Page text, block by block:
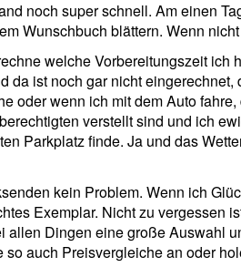
noch super schnell. Am einen
Wunschbuch blättern. Wenn
welche Vorbereitungszeit ich
da ist noch gar nicht
oder wenn ich mit dem Auto
verstellt sind und ich
Parkplatz finde. Ja und das
kein Problem. Wenn ich
Exemplar. Nicht zu vergessen
allen Dingen eine große Auswahl
so auch Preisvergleiche an oder